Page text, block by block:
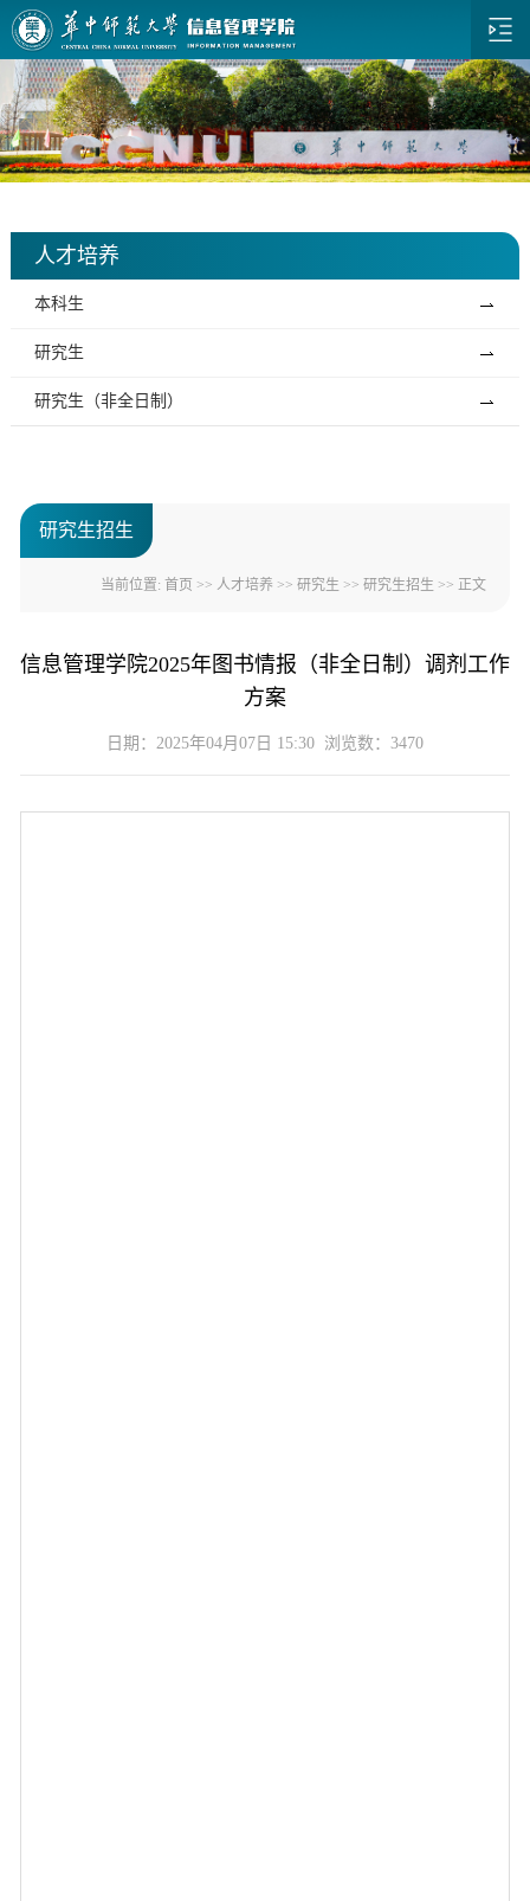
人才培养
本科生
研究生
研究生（非全日制）
研究生招生
当前位置:首页 >> 人才培养 >>研究生 >>研究生招生 >> 正文
信息管理学院2025年图书情报（非全日制）调剂工作
方案
日期：2025年04月07日 15:30 浏览数： 3470